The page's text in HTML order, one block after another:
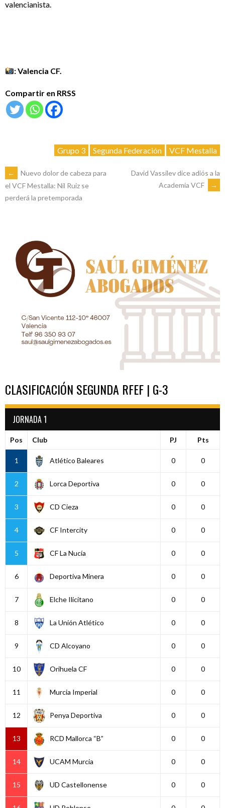
valencianista.
: Valencia CF.
Compartir en RRSS
Grupo 3 Segunda Federación VCF Mestalla
NAVEGACIÓN
DE
ENTRADAS
←
Nuevo dolor de cabeza para
el VCF Mestalla: Nil Ruiz se
perderá la pretemporada
David Vassilev dice adiós a la
Academia VCF
→
CLASIFICACIÓN SEGUNDA RFEF | G-3
JORNADA 1
Pos Club PJ Pts
1 Atlético Baleares 0 0
2 Lorca Deportiva 0 0
3 CD Cieza 0 0
4 CF Intercity 0 0
5 CF La Nucía 0 0
6 Deportiva Minera 0 0
7 Elche Ilicitano 0 0
8 La Unión Atlético 0 0
9 CD Alcoyano 0 0
10 Orihuela CF 0 0
11 Murcia Imperial 0 0
12 Penya Deportiva 0 0
13 RCD Mallorca “B” 0 0
14 UCAM Murcia 0 0
15 UD Castellonense 0 0